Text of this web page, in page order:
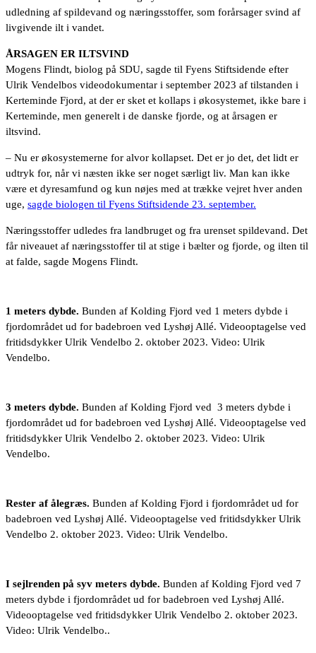
udledning af spildevand og næringsstoffer, som forårsager svind af
livgivende ilt i vandet.
ÅRSAGEN ER ILTSVIND
Mogens Flindt, biolog på SDU, sagde til Fyens Stiftsidende efter
Ulrik Vendelbos videodokumentar i september 2023 af tilstanden i
Kerteminde Fjord, at der er sket et kollaps i økosystemet, ikke bare i
Kerteminde, men generelt i de danske fjorde, og at årsagen er
iltsvind.
– Nu er økosystemerne for alvor kollapset. Det er jo det, det lidt er
udtryk for, når vi næsten ikke ser noget særligt liv. Man kan ikke
være et dyresamfund og kun nøjes med at trække vejret hver anden
uge, sagde biologen til Fyens Stiftsidende 23. september.
Næringsstoffer udledes fra landbruget og fra urenset spildevand. Det
får niveauet af næringsstoffer til at stige i bælter og fjorde, og ilten til
at falde, sagde Mogens Flindt.
1 meters dybde. Bunden af Kolding Fjord ved 1 meters dybde i
fjordområdet ud for badebroen ved Lyshøj Allé. Videooptagelse ved
fritidsdykker Ulrik Vendelbo 2. oktober 2023. Video: Ulrik
Vendelbo.
3 meters dybde. Bunden af Kolding Fjord ved 3 meters dybde i
fjordområdet ud for badebroen ved Lyshøj Allé. Videooptagelse ved
fritidsdykker Ulrik Vendelbo 2. oktober 2023. Video: Ulrik
Vendelbo.
Rester af ålegræs. Bunden af Kolding Fjord i fjordområdet ud for
badebroen ved Lyshøj Allé. Videooptagelse ved fritidsdykker Ulrik
Vendelbo 2. oktober 2023. Video: Ulrik Vendelbo.
I sejlrenden på syv meters dybde. Bunden af Kolding Fjord ved 7
meters dybde i fjordområdet ud for badebroen ved Lyshøj Allé.
Videooptagelse ved fritidsdykker Ulrik Vendelbo 2. oktober 2023.
Video: Ulrik Vendelbo..